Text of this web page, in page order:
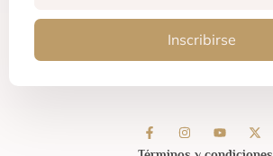
Inscribirse